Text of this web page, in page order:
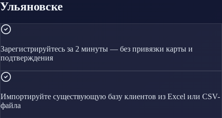
Ульяновске
Зарегистрируйтесь за 2 минуты — без привязки карты и
подтверждения
Импортируйте существующую базу клиентов из Excel или CSV-
файла